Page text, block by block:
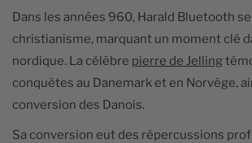
Dans les années 960, Harald Bluetooth
christianisme, marquant un moment clé
nordique. La célèbre pierre de Jelling
conquêtes au Danemark et en Norvège,
conversion des Danois.
Sa conversion eut des répercussions